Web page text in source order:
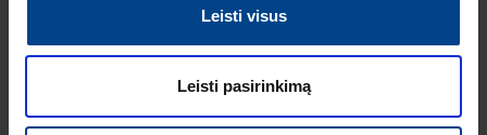
Leisti visus
Leisti pasirinkimą
SKAITYTI